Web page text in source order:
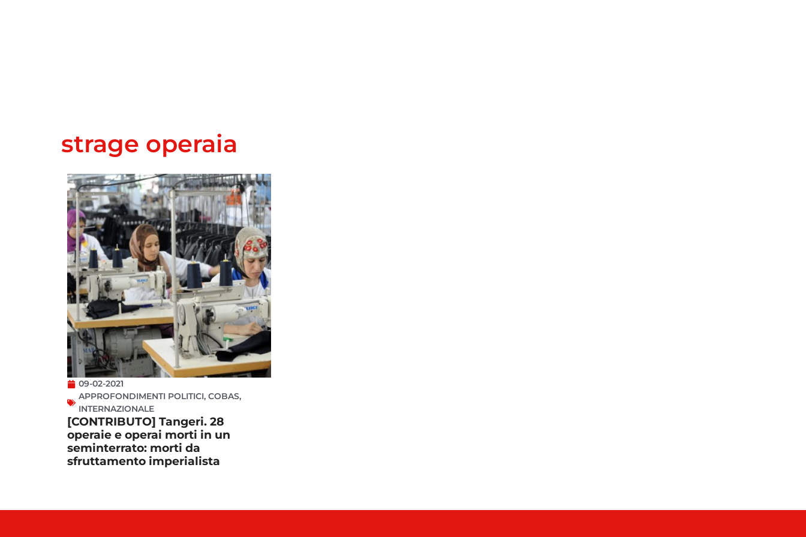
strage operaia
09-02-2021
APPROFONDIMENTI POLITICI, COBAS,
INTERNAZIONALE
[CONTRIBUTO] Tangeri. 28
operaie e operai morti in un
seminterrato: morti da
sfruttamento imperialista